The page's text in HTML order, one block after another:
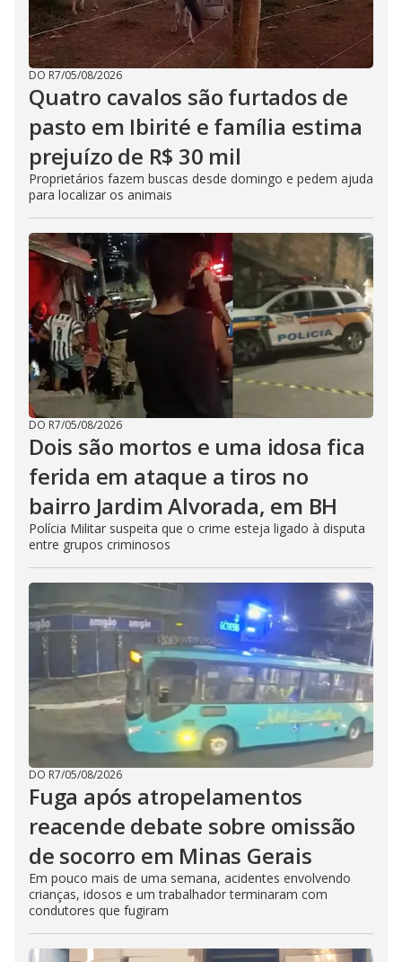
DO R7/05/08/2026
Quatro cavalos são furtados de
pasto em Ibirité e família estima
prejuízo de R$ 30 mil
Proprietários fazem buscas desde domingo e pedem ajuda
para localizar os animais
DO R7/05/08/2026
Dois são mortos e uma idosa fica
ferida em ataque a tiros no
bairro Jardim Alvorada, em BH
Polícia Militar suspeita que o crime esteja ligado à disputa
entre grupos criminosos
DO R7/05/08/2026
Fuga após atropelamentos
reacende debate sobre omissão
de socorro em Minas Gerais
Em pouco mais de uma semana, acidentes envolvendo
crianças, idosos e um trabalhador terminaram com
condutores que fugiram